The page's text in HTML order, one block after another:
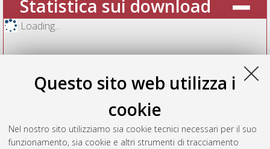
Questo sito web utilizza i
cookie
Nel nostro sito utilizziamo sia cookie tecnici necessari per il suo
funzionamento, sia cookie e altri strumenti di tracciamento
Statistica sui download
Loading...